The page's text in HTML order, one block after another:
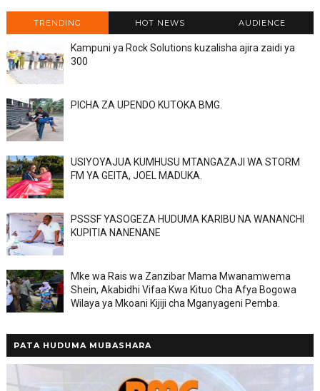
TRENDING HOT NEWS AUDIENCE
Kampuni ya Rock Solutions kuzalisha ajira zaidi ya
300
PICHA ZA UPENDO KUTOKA BMG.
USIYOYAJUA KUMHUSU MTANGAZAJI WA STORM
FM YA GEITA, JOEL MADUKA.
PSSSF YASOGEZA HUDUMA KARIBU NA WANANCHI
KUPITIA NANENANE
Mke wa Rais wa Zanzibar Mama Mwanamwema
Shein, Akabidhi Vifaa Kwa Kituo Cha Afya Bogowa
Wilaya ya Mkoani Kijiji cha Mganyageni Pemba.
PATA HUDUMA MUBASHARA